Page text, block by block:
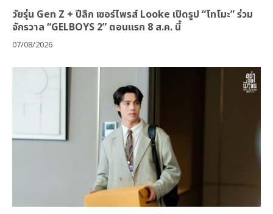
วัยรุ่น Gen Z + ปีลึก เซอร์ไพรส์ Looke เปิดรูป “โทโมะ” ร่วม
จักรวาล “GELBOYS 2” ตอนแรก 8 ส.ค. นี้
07/08/2026